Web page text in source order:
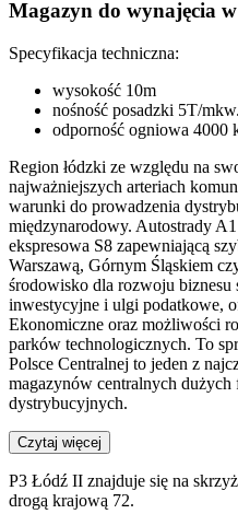
Magazyn do wynajęcia
Specyfikacja techniczna:
wysokość 10m
nośność posadzki 5T/mkw.
odporność ogniowa 4000
Region łódzki ze względu na
najważniejszych arteriach
warunki do prowadzenia
międzynarodowy. Autostrady
ekspresowa S8 zapewniającą
Warszawą, Górnym Śląskiem
środowisko dla rozwoju biznesu
inwestycyjne i ulgi podatkowe,
Ekonomiczne oraz możliwości
parków technologicznych. To
Polsce Centralnej to jeden z
magazynów centralnych
dystrybucyjnych.
Czytaj więcej
P3 Łódź II znajduje się na
drogą krajową 72.